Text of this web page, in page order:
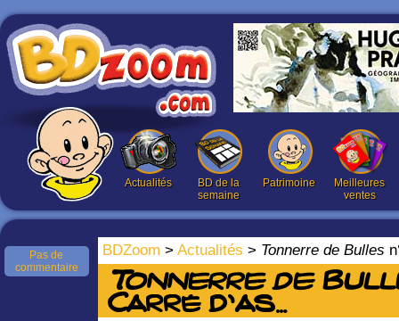
Actualités
BD de la
semaine
Patrimoine
Meilleures
ventes
BDZoom > Actualités > Tonnerre de Bulles
Pas de
commentaire
Tonnerre de
Carré d’as…